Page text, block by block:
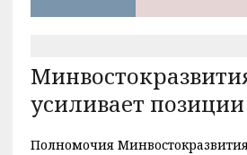
усиливает позиции
Полномочия